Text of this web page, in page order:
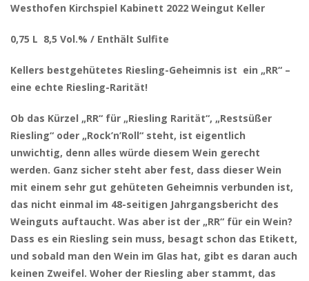
Westhofen Kirchspiel Kabinett 2022 Weingut Keller
0,75 L 8,5 Vol.% / Enthält Sulfite
Kellers bestgehütetes Riesling-Geheimnis ist ein „RR“ –
eine echte Riesling-Rarität!
Ob das Kürzel „RR“ für „Riesling Rarität“, „Restsüßer
Riesling“ oder „Rock’n’Roll“ steht, ist eigentlich
unwichtig, denn alles würde diesem Wein gerecht
werden. Ganz sicher steht aber fest, dass dieser Wein
mit einem sehr gut gehüteten Geheimnis verbunden ist,
das nicht einmal im 48-seitigen Jahrgangsbericht des
Weinguts auftaucht. Was aber ist der „RR“ für ein Wein?
Dass es ein Riesling sein muss, besagt schon das Etikett,
und sobald man den Wein im Glas hat, gibt es daran auch
keinen Zweifel. Woher der Riesling aber stammt, das